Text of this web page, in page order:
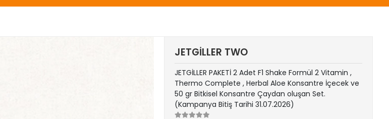
JETGİLLER TWO
JETGİLLER PAKETİ 2 Adet F1 Shake Formül 2 Vitamin ,
Thermo Complete , Herbal Aloe Konsantre İçecek ve
50 gr Bitkisel Konsantre Çaydan oluşan Set.
(Kampanya Bitiş Tarihi 31.07.2026)